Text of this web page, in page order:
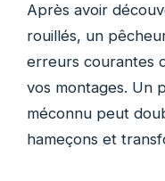
Après avoir
rouillés, un
erreurs courantes
vos montages. Un
méconnu peut
hameçons et